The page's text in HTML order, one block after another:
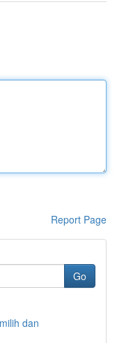
Report Page
Go
dan